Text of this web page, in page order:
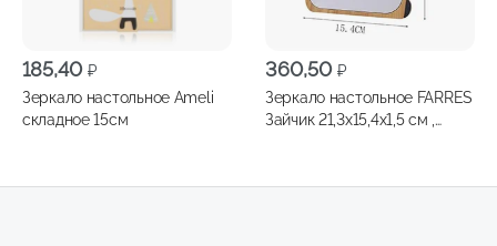
185,40 ₽
Зеркало настольное Ameli
складное 15см
360,50 ₽
Зеркало настольное FARRES
Зайчик 21,3х15,4х1,5 см ,